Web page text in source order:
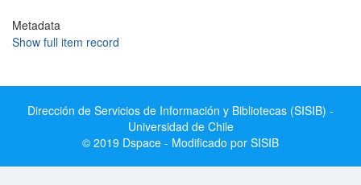
Metadata
Show full item record
Dirección de Servicios de Información y Bibliotecas (SISIB) -
Universidad de Chile
© 2019 Dspace - Modificado por SISIB